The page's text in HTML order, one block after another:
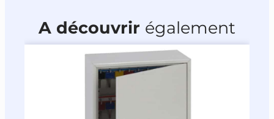
A découvrir également